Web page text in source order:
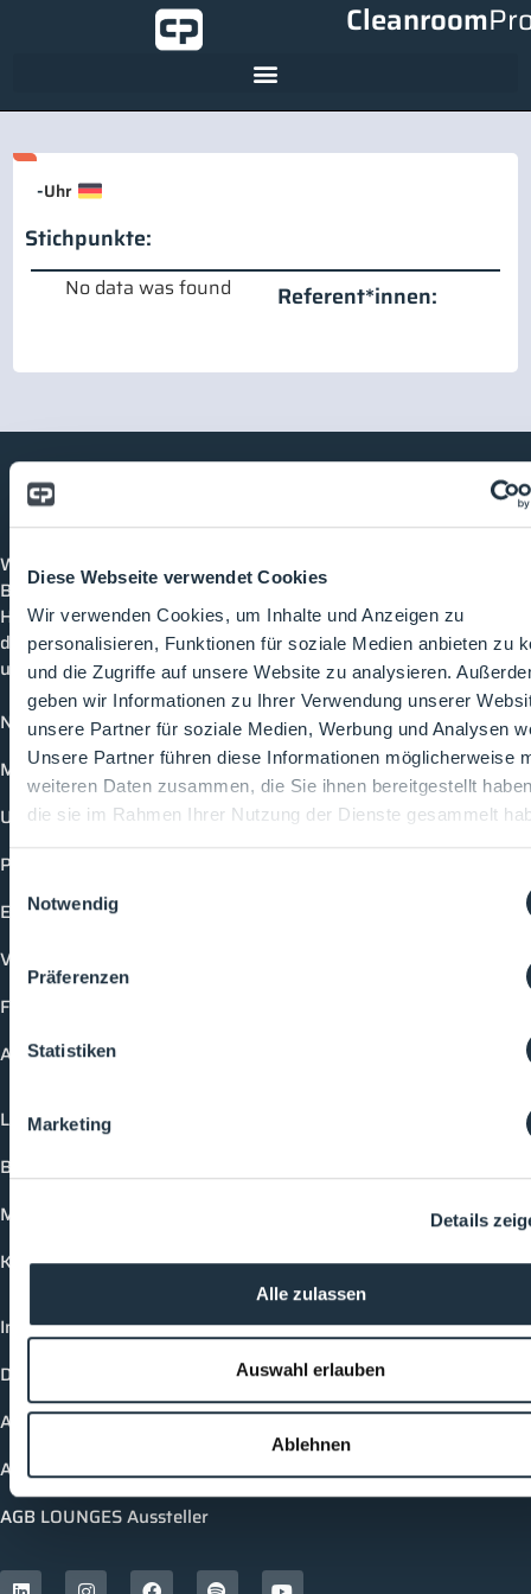
Diese Webseite verwendet Cookies
Wir verwenden Cookies, um Inhalte und Anzeigen zu
personalisieren, Funktionen für soziale Medien anbieten zu
und die Zugriffe auf unsere Website zu analysieren.
geben wir Informationen zu Ihrer Verwendung unserer
unsere Partner für soziale Medien, Werbung und Analysen
Unsere Partner führen diese Informationen möglicherweise
weiteren Daten zusammen, die Sie ihnen bereitgestellt
die sie im Rahmen Ihrer Nutzung der Dienste gesammelt
Notwendig
Präferenzen
Statistiken
Marketing
Details
Alle zulassen
Auswahl erlauben
Ablehnen
Cleanroom
-Uhr
Stichpunkte:
Referent*innen:
No data was found
CleanroomProcesses
Willkommen bei CleanroomProcesses, der
Branchenplattform für Reinraum und Prozesstechnik.
Hier bleibst du immer auf dem neuesten Stand, kannst
dich mit anderen verknüpfen und alle relevanten Themen
und Events der Branche entdecken.
News
Mediathek
Unternehmen
Produkte
Events
Vorträge
Future-Faces
Academy
Login
Buchungsmöglichkeiten
Medienformate
Kontakt
Impressum
Datenschutzerklärung
AGB Cleanroom-Processes
AGB LOUNGES Besucher
AGB LOUNGES Aussteller